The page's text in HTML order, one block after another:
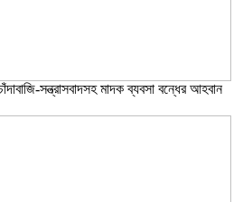
সন্ত্রাসবাদসহ মাদক ব্যবসা বন্ধের আহবান